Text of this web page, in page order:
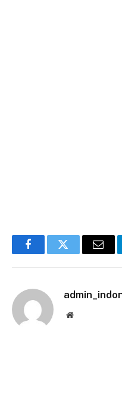
FacebookTwitter
Website